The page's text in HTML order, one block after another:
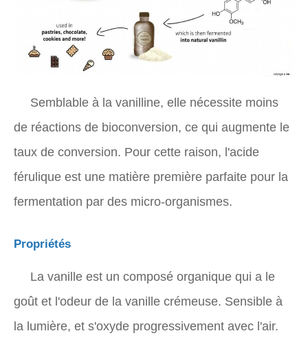
Semblable à la vanilline, elle nécessite moins
de réactions de bioconversion, ce qui augmente le
taux de conversion. Pour cette raison, l'acide
férulique est une matière première parfaite pour la
fermentation par des micro-organismes.
Propriétés
La vanille est un composé organique qui a le
goût et l'odeur de la vanille crémeuse. Sensible à
la lumière, et s'oxyde progressivement avec l'air.